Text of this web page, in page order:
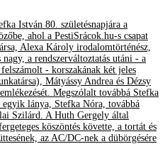
István 80. születésnapjára a
ahol a PestiSrácok.hu-s csapat
Alexa Károly irodalomtörténész,
a rendszerváltoztatás utáni - a
- korszakának két jeles
Mátyássy Andrea és Dézsy
Megszólalt továbbá Stefka
lánya, Stefka Nóra, továbbá
Szilárd. A Huth Gergely által
köszöntés követte, a tortát és
az AC/DC-nek a dübörgésére